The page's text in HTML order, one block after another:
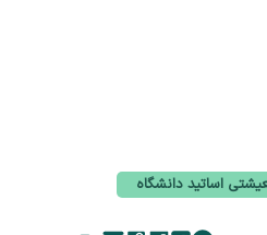
اساتید دانشگاه